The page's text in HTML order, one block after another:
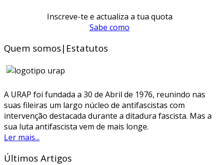
Inscreve-te e actualiza a tua quota
Sabe como
Quem somos|Estatutos
A URAP foi fundada a 30 de Abril de 1976, reunindo nas
suas fileiras um largo núcleo de antifascistas com
intervenção destacada durante a ditadura fascista. Mas a
sua luta antifascista vem de mais longe.
Ler mais...
Últimos Artigos